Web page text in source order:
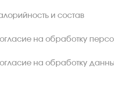
и состав
на обработку
на обработку